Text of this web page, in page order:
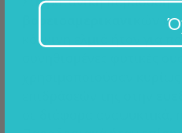
βορειοαμερικανικών
κόκκινη ελμιά ήταν για